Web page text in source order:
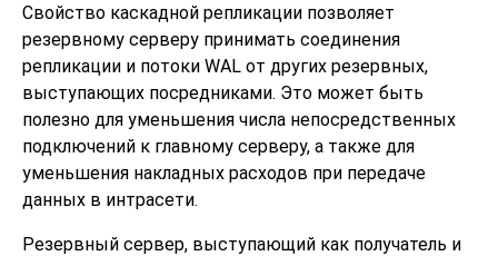
Свойство каскадной репликации позволяет
резервному серверу принимать соединения
репликации и потоки WAL от других резервных,
выступающих посредниками. Это может быть
полезно для уменьшения числа непосредственных
подключений к главному серверу, а также для
уменьшения накладных расходов при передаче
данных в интрасети.
Резервный сервер, выступающий как получатель и